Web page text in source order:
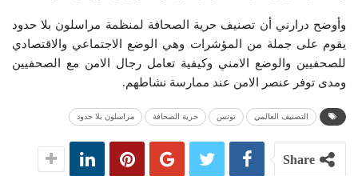
وأوضح درارني أن تصنيف حرية الصحافة لمنظمة مراسلون بلا حدود
يقوم على جملة من المؤشرات وهي الوضع الاجتماعي والاقتصادي
للصحفيين والوضع الامني وكيفية تعامل رجال الامن مع الصحفيين
ومدى توفر عنصر الامن عند ممارسة نشاطهم.
التصنيف العالمي تونس حرية الصحافة مراسلون بلا حدود
Share